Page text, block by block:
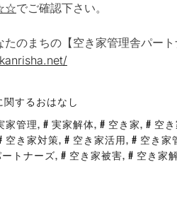
でご確認下さい。
のまちの【空き家管理舎パート
関するおはなし
家管理, 実家解体, 空き家, 空
空き家対策, 空き家活用, 空き家
トナーズ, 空き家被害, 空き家